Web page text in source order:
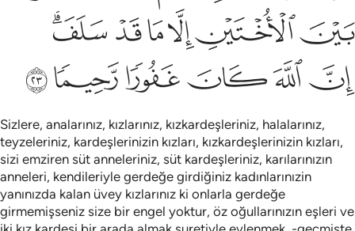
ﲞﲟﲠﲡﲢﲣﲤ
ﲥﲦﲧﲨﲩﲪ
Sizlere, analarınız, kızlarınız, kızkardeşleriniz, halalarınız,
teyzeleriniz, kardeşlerinizin kızları, kızkardeşlerinizin kızları,
sizi emziren süt anneleriniz, süt kardeşleriniz, karılarınızın
anneleri, kendileriyle gerdeğe girdiğiniz kadınlarınızin
yanınızda kalan üvey kızlarınız ki onlarla gerdeğe
girmemişseniz size bir engel yoktur, öz oğullarınızın eşleri ve